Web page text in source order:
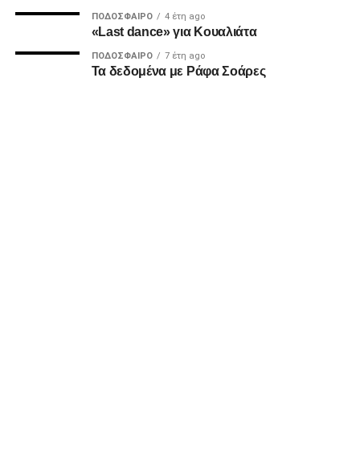
ΠΟΔΌΣΦΑΙΡΟ 4 έτη ago
«Last dance» για Κουαλιάτα
ΠΟΔΌΣΦΑΙΡΟ 7 έτη ago
Τα δεδομένα με Ράφα Σοάρες